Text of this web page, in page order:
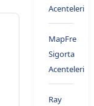
Acenteleri
MapFre
Sigorta
Acenteleri
Ray